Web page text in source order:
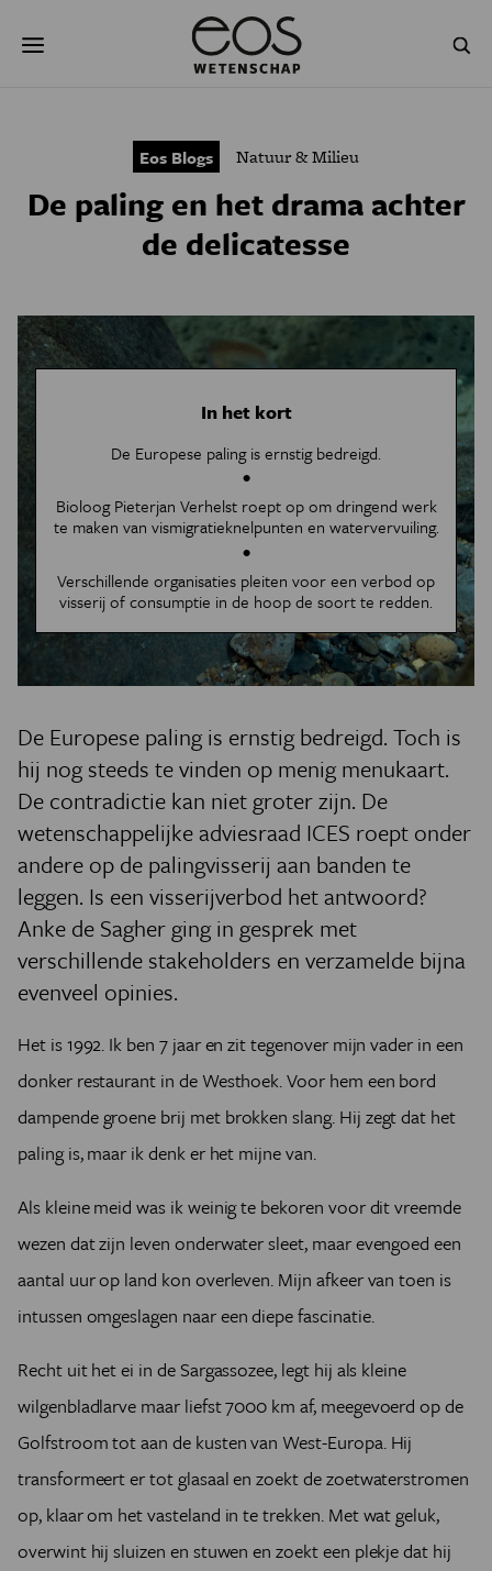
naar
GEZONDHEID
NATUURWETENSCHAPPEN
PODCAST
Eos Blogs Natuur & Milieu
De paling en het drama achter
de delicatesse
In het kort
De Europese paling is ernstig bedreigd.
Bioloog Pieterjan Verhelst roept op om dringend werk
te maken van vismigratieknelpunten en watervervuiling.
Verschillende organisaties pleiten voor een verbod op
visserij of consumptie in de hoop de soort te redden.
De Europese paling is ernstig bedreigd. Toch is
hij nog steeds te vinden op menig menukaart.
De contradictie kan niet groter zijn. De
wetenschappelijke adviesraad ICES roept onder
andere op de palingvisserij aan banden te
leggen. Is een visserijverbod het antwoord?
Anke de Sagher ging in gesprek met
verschillende stakeholders en verzamelde bijna
evenveel opinies.
Het is 1992. Ik ben 7 jaar en zit tegenover mijn vader in een
donker restaurant in de Westhoek. Voor hem een bord
dampende groene brij met brokken slang. Hij zegt dat het
paling is, maar ik denk er het mijne van.
Als kleine meid was ik weinig te bekoren voor dit vreemde
wezen dat zijn leven onderwater sleet, maar evengoed een
aantal uur op land kon overleven. Mijn afkeer van toen is
intussen omgeslagen naar een diepe fascinatie.
Recht uit het ei in de Sargassozee, legt hij als kleine
wilgenbladlarve maar liefst 7000 km af, meegevoerd op de
Golfstroom tot aan de kusten van West-Europa. Hij
transformeert er tot glasaal en zoekt de zoetwaterstromen
op, klaar om het vasteland in te trekken. Met wat geluk,
overwint hij sluizen en stuwen en zoekt een plekje dat hij